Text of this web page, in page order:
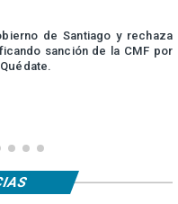
de Santiago y rechaza
sanción de la CMF por